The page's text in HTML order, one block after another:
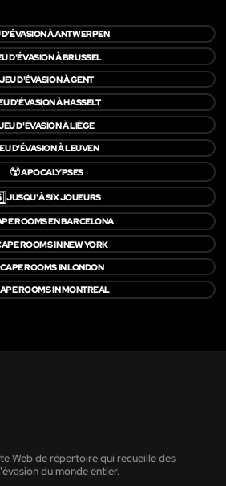
À ANTWERPEN
D'ÉVASION À BRUSSEL
JEU D'ÉVASION À GENT
D'ÉVASION À HASSELT
D'ÉVASION À LIÈGE
D'ÉVASION À LEUVEN
☢️APOCALYPSES
JUSQU'À SIX JOUEURS
ROOMS EN BARCELONA
ROOMS IN NEW YORK
ROOMS IN LONDON
ROOMS IN MONTREAL
Web de répertoire qui recueille des
du monde entier.